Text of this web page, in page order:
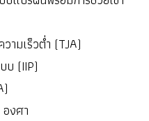
ามเร็วต่ำ (TJA)
บ (IIP)
งศา